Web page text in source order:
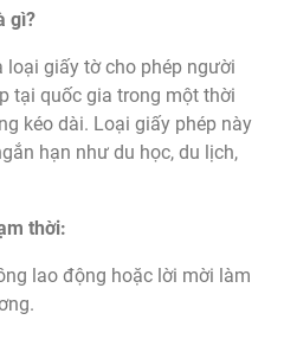
gì?
loại giấy tờ cho phép người
tại quốc gia trong một thời
kéo dài. Loại giấy phép này
hạn như du học, du lịch,
thời:
lao động hoặc lời mời làm